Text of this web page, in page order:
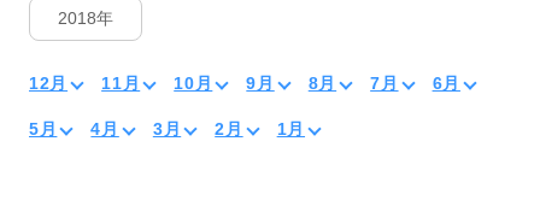
2018年
12月 11月 10月 9月 8月 7月 6月
5月 4月 3月 2月 1月